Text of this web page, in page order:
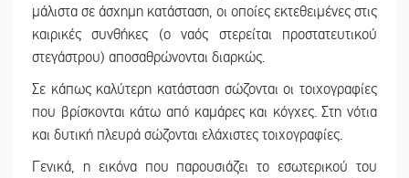
μάλιστα σε άσχημη κατάσταση, οι οποίες εκτεθειμένες στις
καιρικές συνθήκες (ο ναός στερείται προστατευτικού
στεγάστρου) αποσαθρώνονται διαρκώς.
Σε κάπως καλύτερη κατάσταση σώζονται οι τοιχογραφίες
που βρίσκονται κάτω από καμάρες και κόγχες. Στη νότια
και δυτική πλευρά σώζονται ελάχιστες τοιχογραφίες.
Γενικά, η εικόνα που παρουσιάζει το εσωτερικού του